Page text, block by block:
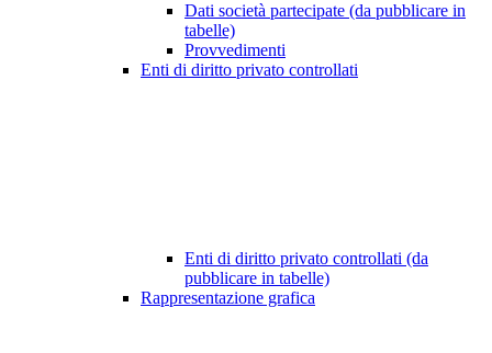
Dati società partecipate (da pubblicare in
tabelle)
Provvedimenti
Enti di diritto privato controllati
Enti di diritto privato controllati (da
pubblicare in tabelle)
Rappresentazione grafica